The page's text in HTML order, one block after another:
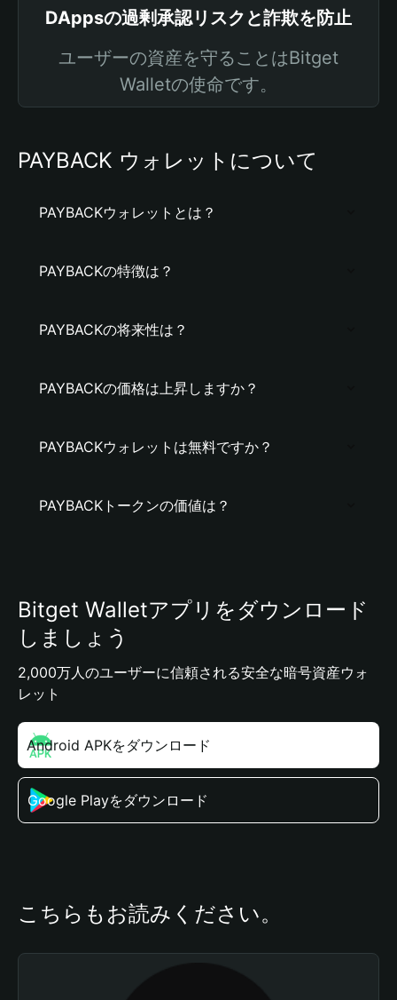
DAppsの過剰承認リスクと詐欺を防止
ユーザーの資産を守ることはBitget
Walletの使命です。
PAYBACK ウォレットについて
PAYBACKウォレットとは？
PAYBACKの特徴は？
PAYBACKの将来性は？
PAYBACKの価格は上昇しますか？
PAYBACKウォレットは無料ですか？
PAYBACKトークンの価値は？
Bitget Walletアプリをダウンロード
しましょう
2,000万人のユーザーに信頼される安全な暗号資産ウォ
レット
Android APKをダウンロード
Google Playをダウンロード
こちらもお読みください。